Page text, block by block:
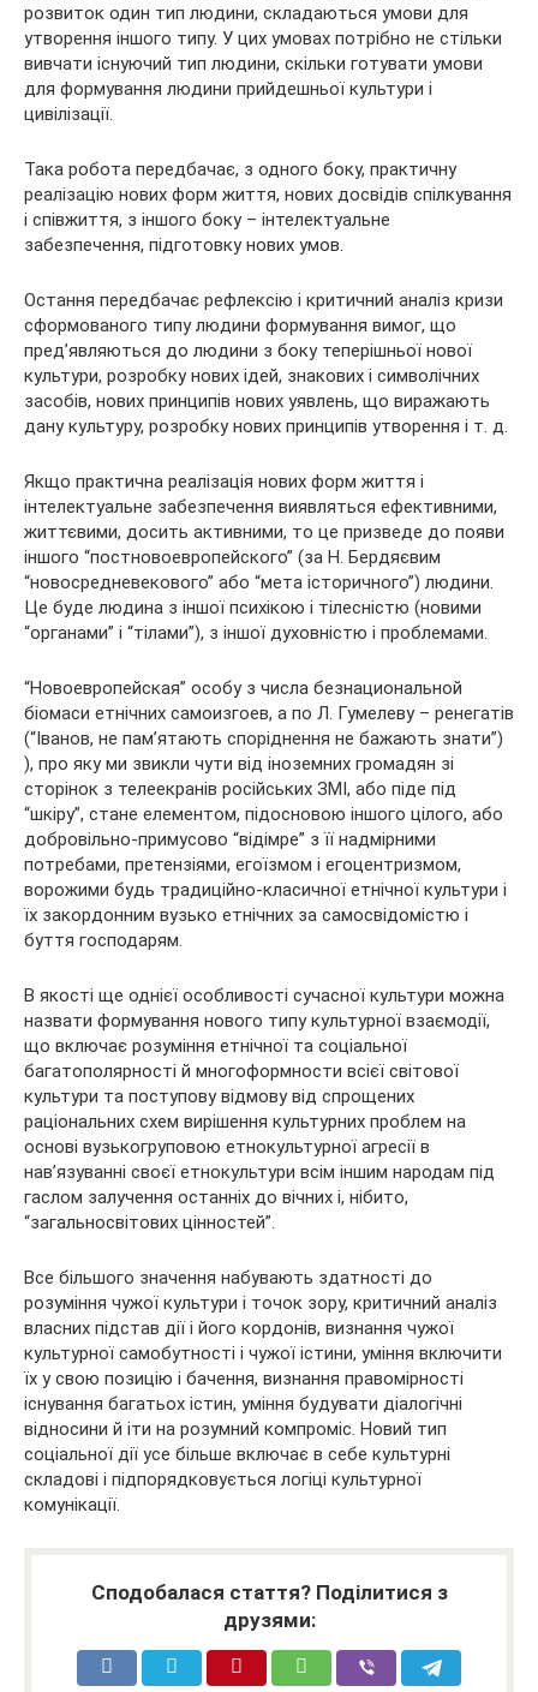
розвиток один тип людини, складаються умови для
утворення іншого типу. У цих умовах потрібно не стільки
вивчати існуючий тип людини, скільки готувати умови
для формування людини прийдешньої культури і
цивілізації.
Така робота передбачає, з одного боку, практичну
реалізацію нових форм життя, нових досвідів спілкування
і співжиття, з іншого боку – інтелектуальне
забезпечення, підготовку нових умов.
Остання передбачає рефлексію і критичний аналіз кризи
сформованого типу людини формування вимог, що
пред’являються до людини з боку теперішньої нової
культури, розробку нових ідей, знакових і символічних
засобів, нових принципів нових уявлень, що виражають
дану культуру, розробку нових принципів утворення і т. д.
Якщо практична реалізація нових форм життя і
інтелектуальне забезпечення виявляться ефективними,
життєвими, досить активними, то це призведе до появи
іншого “постновоевропейского” (за Н. Бердяєвим
“новосредневекового” або “мета історичного”) людини.
Це буде людина з іншої психікою і тілесністю (новими
“органами” і “тілами”), з іншої духовністю і проблемами.
“Новоевропейская” особу з числа безнациональной
біомаси етнічних самоизгоев, а по Л. Гумелеву – ренегатів
(“Іванов, не пам’ятають споріднення не бажають знати”)
), про яку ми звикли чути від іноземних громадян зі
сторінок з телеекранів російських ЗМІ, або піде під
“шкіру”, стане елементом, підосновою іншого цілого, або
добровільно-примусово “відімре” з її надмірними
потребами, претензіями, егоїзмом і егоцентризмом,
ворожими будь традиційно-класичної етнічної культури і
їх закордонним вузько етнічних за самосвідомістю і
буття господарям.
В якості ще однієї особливості сучасної культури можна
назвати формування нового типу культурної взаємодії,
що включає розуміння етнічної та соціальної
багатополярності й многоформности всієї світової
культури та поступову відмову від спрощених
раціональних схем вирішення культурних проблем на
основі вузькогруповою етнокультурної агресії в
нав’язуванні своєї етнокультури всім іншим народам під
гаслом залучення останніх до вічних і, нібито,
“загальносвітових цінностей”.
Все більшого значення набувають здатності до
розуміння чужої культури і точок зору, критичний аналіз
власних підстав дії і його кордонів, визнання чужої
культурної самобутності і чужої істини, уміння включити
їх у свою позицію і бачення, визнання правомірності
існування багатьох істин, уміння будувати діалогічні
відносини й іти на розумний компроміс. Новий тип
соціальної дії усе більше включає в себе культурні
складові і підпорядковується логіці культурної
комунікації.
Сподобалася стаття? Поділитися з
друзями: